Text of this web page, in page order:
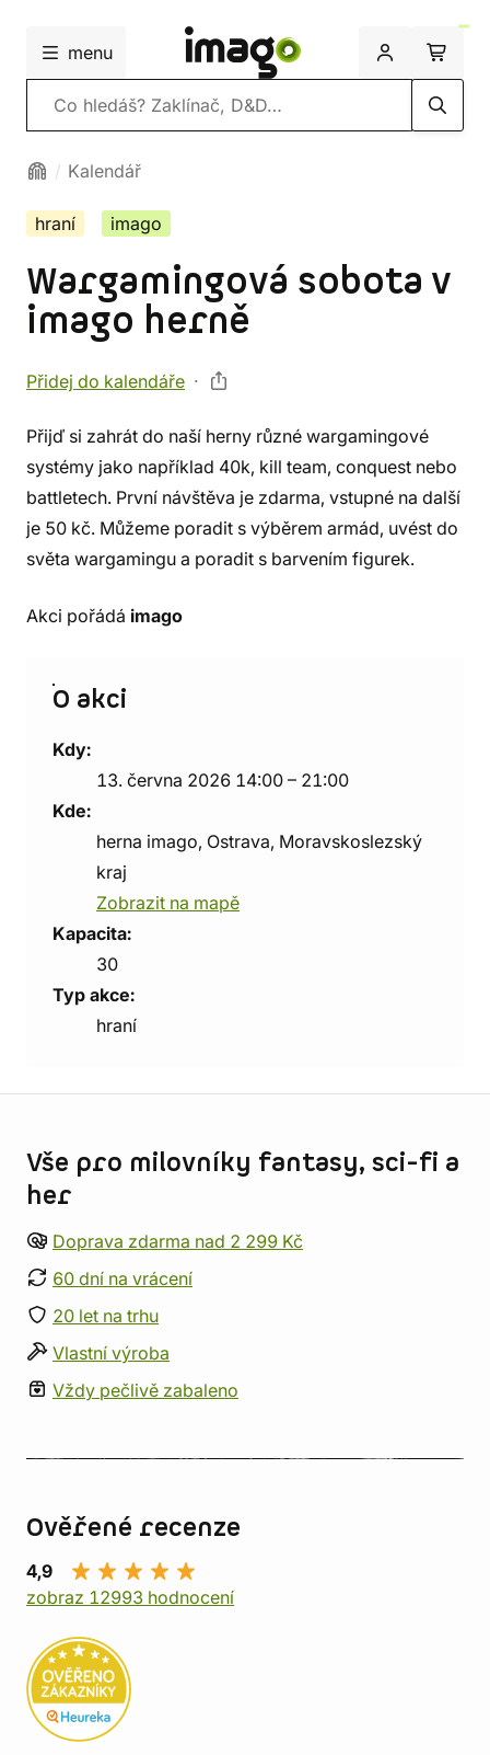
menu
Vyhledávání
Kalendář
hraní imago
Wargamingová sobota v
imago herně
Přidej do kalendáře
Přijď si zahrát do naší herny různé wargamingové
systémy jako například 40k, kill team, conquest nebo
battletech. První návštěva je zdarma, vstupné na další
je 50 kč. Můžeme poradit s výběrem armád, uvést do
světa wargamingu a poradit s barvením figurek.
Akci pořádá imago
O akci
Kdy:
13. června 2026 14:00 – 21:00
Kde:
herna imago, Ostrava, Moravskoslezský
kraj
Zobrazit na mapě
Kapacita:
30
Typ akce:
hraní
Vše pro milovníky fantasy, sci-fi a
her
Doprava zdarma nad 2 299 Kč
60 dní na vrácení
20 let na trhu
Vlastní výroba
Vždy pečlivě zabaleno
Ověřené recenze
4,9
zobraz 12993 hodnocení